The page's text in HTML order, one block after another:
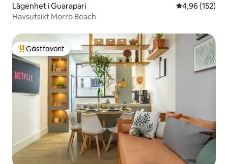
Lägenhet i Guarapari 4,96 av 5 i
4,96 (152)
Havsutsikt Morro Beach
Populär gästfavorit
Gästfavorit